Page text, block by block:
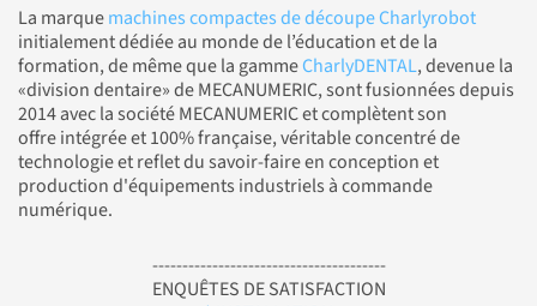
La marquemachines compactes de découpe Charlyrobot
initialement dédiée au monde de l’éducation et de la
formation, de même que la gammeCharlyDENTAL, devenue la
«division dentaire» de MECANUMERIC, sont fusionnées depuis
2014 avec la société MECANUMERIC et complètent son
offre intégrée et 100% française, véritable concentré de
technologie et reflet du savoir-faire en conception et
production d'équipements industriels à commande
numérique.
---------------------------------------
ENQUÊTES DE SATISFACTION